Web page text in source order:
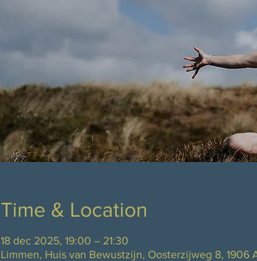
Time & Location
18 dec 2025, 19:00 – 21:30
Limmen, Huis van Bewustzijn, Oosterzijweg 8, 1906